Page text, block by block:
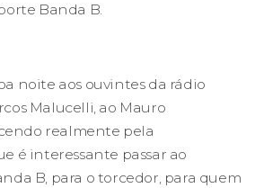
Banda B.
noite aos ouvintes da rádio
Malucelli, ao Mauro
realmente pela
é interessante passar ao
B, para o torcedor, para quem